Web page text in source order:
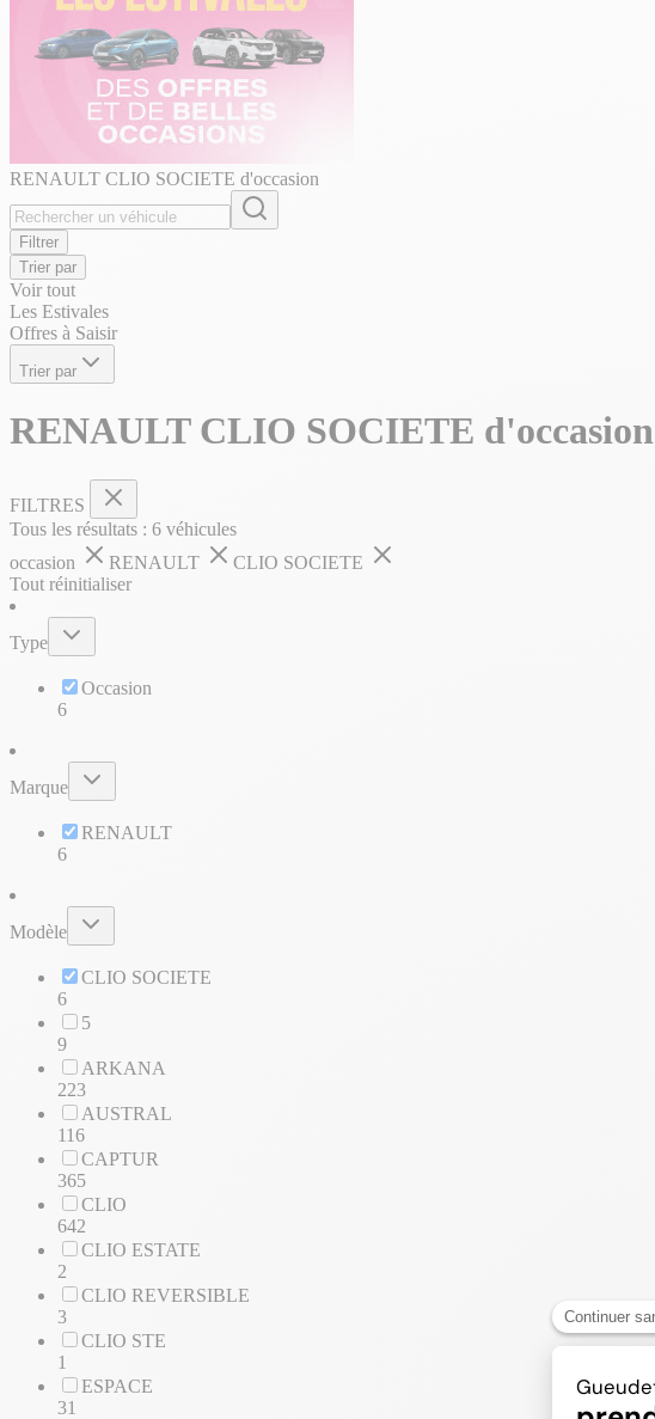
RENAULT CLIO SOCIETE d'occasion
Filtrer
Trier par
Voir tout
Les Estivales
Offres à Saisir
Trier par
RENAULT CLIO SOCIETE d'occasion
FILTRES
Tous les résultats : 6 véhicules
occasion
RENAULT
CLIO SOCIETE
Tout réinitialiser
Type
Occasion
6
Marque
RENAULT
6
Modèle
CLIO SOCIETE
6
5
9
ARKANA
223
AUSTRAL
116
CAPTUR
365
CLIO
642
CLIO ESTATE
2
CLIO REVERSIBLE
3
CLIO STE
1
ESPACE
31